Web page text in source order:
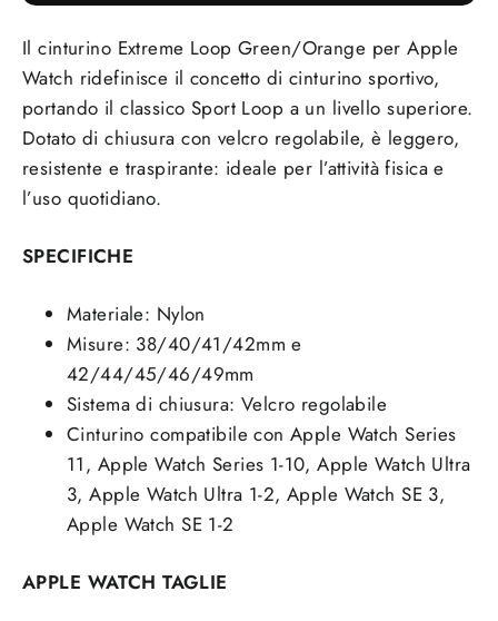
Il cinturino Extreme Loop Green/Orange per Apple
Watch ridefinisce il concetto di cinturino sportivo,
portando il classico Sport Loop a un livello superiore.
Dotato di chiusura con velcro regolabile, è leggero,
resistente e traspirante: ideale per l’attività fisica e
l’uso quotidiano.
SPECIFICHE
Materiale: Nylon
Misure: 38/40/41/42mm e
42/44/45/46/49mm
Sistema di chiusura: Velcro regolabile
Cinturino compatibile con Apple Watch Series
11, Apple Watch Series 1-10, Apple Watch Ultra
3, Apple Watch Ultra 1-2, Apple Watch SE 3,
Apple Watch SE 1-2
APPLE WATCH TAGLIE